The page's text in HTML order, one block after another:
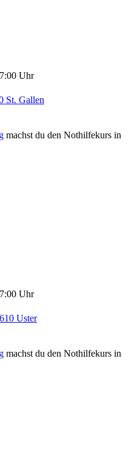
Uhr
St. Gallen
machst du den Nothilfekurs in
Uhr
Uster
machst du den Nothilfekurs in